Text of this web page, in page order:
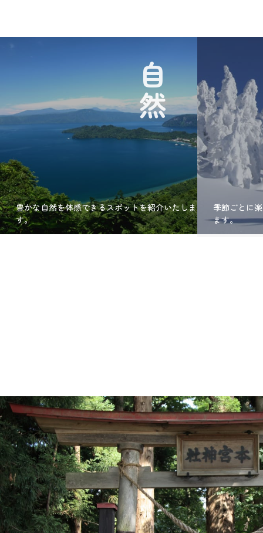
自然
豊かな自然を体感できるスポットを紹介いたしま
す。
季節ごとに
ます。